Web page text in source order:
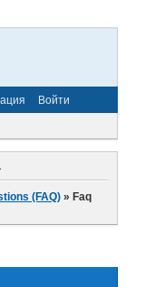
Войти
(FAQ) »Faq